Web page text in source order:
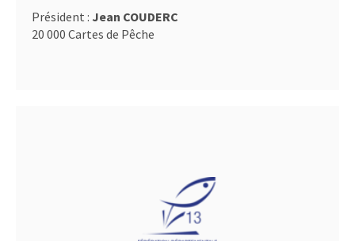
Président : Jean COUDERC
20 000 Cartes de Pêche